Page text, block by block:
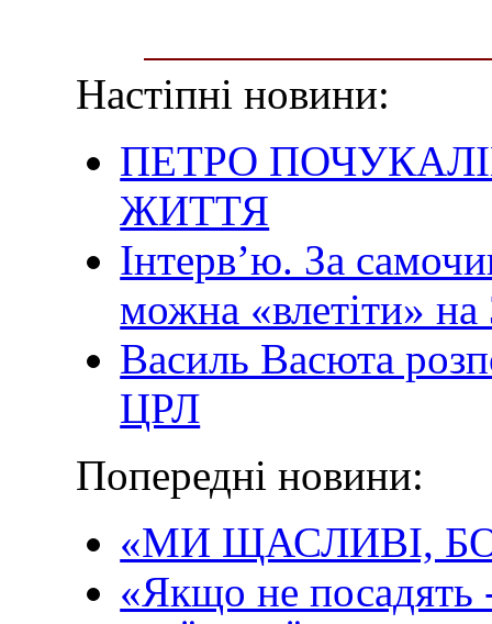
Настіпні новини:
ПЕТРО
ЖИТТЯ
Інтерв’ю. За
можна «влетіти»
Василь Васюта
ЦРЛ
Попередні новини:
«МИ ЩАСЛИВІ,
«Якщо не